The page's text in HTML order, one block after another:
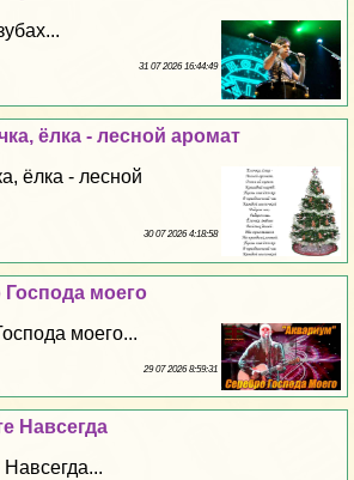
31 07 2026 16:44:49
ёлка - лесной аромат
ёлка - лесной
30 07 2026 4:18:58
моего
моего...
29 07 2026 8:59:31
Навсегда